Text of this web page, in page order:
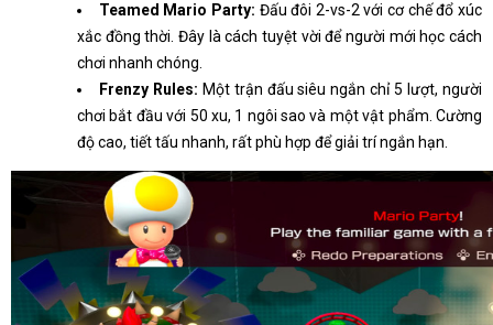
Teamed Mario Party: Đấu đôi 2-vs-2 với cơ chế đổ xúc
xắc đồng thời. Đây là cách tuyệt vời để người mới học cách
chơi nhanh chóng.
Frenzy Rules: Một trận đấu siêu ngắn chỉ 5 lượt, người
chơi bắt đầu với 50 xu, 1 ngôi sao và một vật phẩm. Cường
độ cao, tiết tấu nhanh, rất phù hợp để giải trí ngắn hạn.